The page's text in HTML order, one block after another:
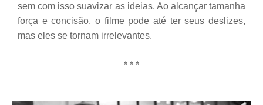
sem com isso suavizar as ideias. Ao alcançar tamanha
força e concisão, o filme pode até ter seus deslizes,
mas eles se tornam irrelevantes.
* * *